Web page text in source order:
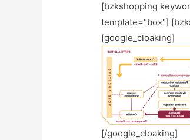
[bzkshopping
template="box"]
[google_cloaking]
[/google_cloaking]